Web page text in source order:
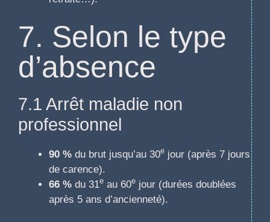
7. Selon le type
d’absence
7.1 Arrêt maladie non
professionnel
90 % du brut jusqu’au 30e jour (après 7 jours
de carence).
66 % du 31e au 60e jour (durées doublées
après 5 ans d’ancienneté).